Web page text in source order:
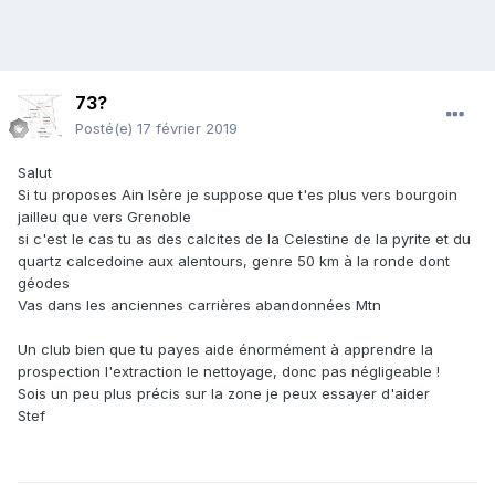
73?
Posté(e) 17 février 2019
Salut
Si tu proposes Ain Isère je suppose que t'es plus vers bourgoin
jailleu que vers Grenoble
si c'est le cas tu as des calcites de la Celestine de la pyrite et du
quartz calcedoine aux alentours, genre 50 km à la ronde dont
géodes
Vas dans les anciennes carrières abandonnées Mtn
Un club bien que tu payes aide énormément à apprendre la
prospection l'extraction le nettoyage, donc pas négligeable !
Sois un peu plus précis sur la zone je peux essayer d'aider
Stef